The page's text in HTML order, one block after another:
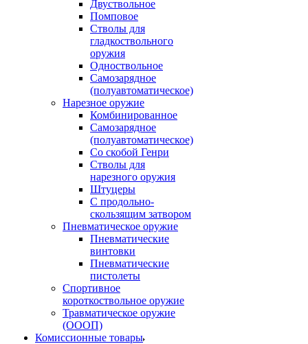
Двуствольное
Помповое
Стволы для
гладкоствольного
оружия
Одноствольное
Самозарядное
(полуавтоматическое)
Нарезное оружие
Комбинированное
Самозарядное
(полуавтоматическое)
Со скобой Генри
Стволы для
нарезного оружия
Штуцеры
С продольно-
скользящим затвором
Пневматическое оружие
Пневматические
винтовки
Пневматические
пистолеты
Спортивное
короткоствольное оружие
Травматическое оружие
(ОООП)
Комиссионные товары